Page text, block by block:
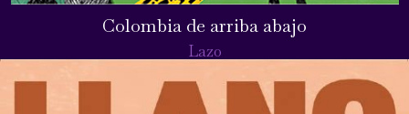
Colombia de arriba abajo
Lazo